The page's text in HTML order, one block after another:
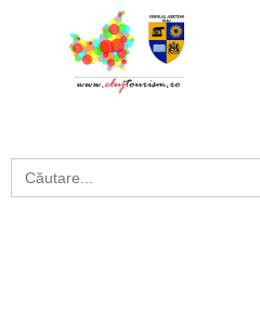
Search
for: